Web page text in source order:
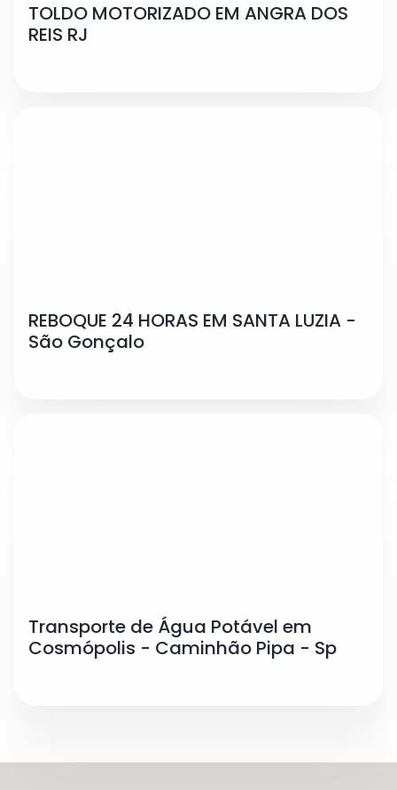
TOLDO MOTORIZADO EM ANGRA DOS
REIS RJ
REBOQUE 24 HORAS EM SANTA LUZIA -
São Gonçalo
Transporte de Água Potável em
Cosmópolis - Caminhão Pipa - Sp